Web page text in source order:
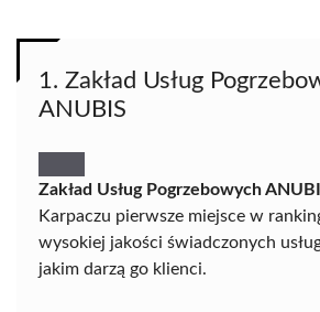
1. Zakład Usług
ANUBIS
Zakład Usług Pogrzebowych
Karpaczu pierwsze miejsce w
wysokiej jakości świadczonych
jakim darzą go klienci.